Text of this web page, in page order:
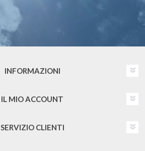
INFORMAZIONI
IL MIO ACCOUNT
SERVIZIO CLIENTI